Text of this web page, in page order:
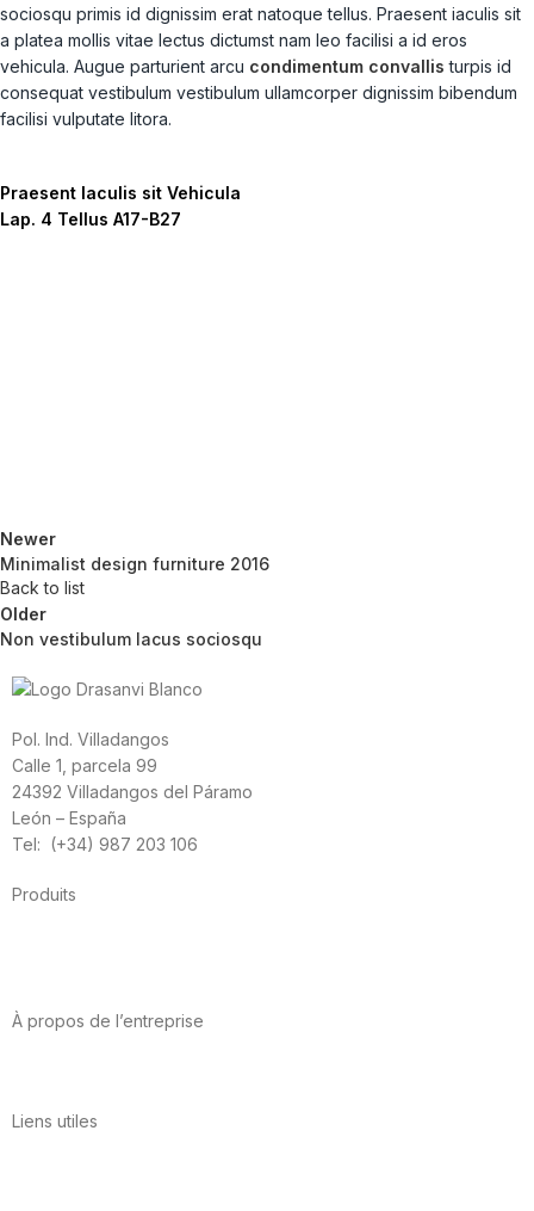
sociosqu primis id dignissim erat natoque tellus. Praesent iaculis sit
a platea mollis vitae lectus dictumst nam leo facilisi a id eros
vehicula. Augue parturient arcu condimentum convallis turpis id
consequat vestibulum vestibulum ullamcorper dignissim bibendum
facilisi vulputate litora.
Praesent Iaculis sit Vehicula
Lap. 4 Tellus A17-B27
Newer
Minimalist design furniture 2016
Back to list
Older
Non vestibulum lacus sociosqu
Pol. Ind. Villadangos
Calle 1, parcela 99
24392 Villadangos del Páramo
León – España
Tel: (+34) 987 203 106
Produits
À propos de l’entreprise
Liens utiles